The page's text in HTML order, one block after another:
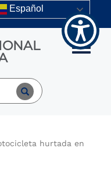
Español
Toggle
hurtada en